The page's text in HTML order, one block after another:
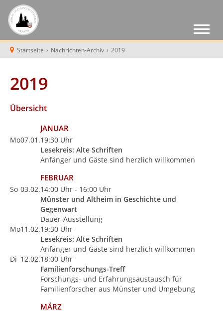
Startseite › Nachrichten-Archiv › 2019
2019
Übersicht
JANUAR
Mo07.01.19:30 Uhr
Lesekreis: Alte Schriften
Anfänger und Gäste sind herzlich willkommen
FEBRUAR
So 03.02.14:00 Uhr - 16:00 Uhr
Münster und Altheim in Geschichte und
Gegenwart
Dauer-Ausstellung
Mo11.02.19:30 Uhr
Lesekreis: Alte Schriften
Anfänger und Gäste sind herzlich willkommen
Di 12.02.18:00 Uhr
Familienforschungs-Treff
Forschungs- und Erfahrungsaustausch für
Familienforscher aus Münster und Umgebung
MÄRZ